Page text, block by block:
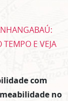
E VEJA
com
no